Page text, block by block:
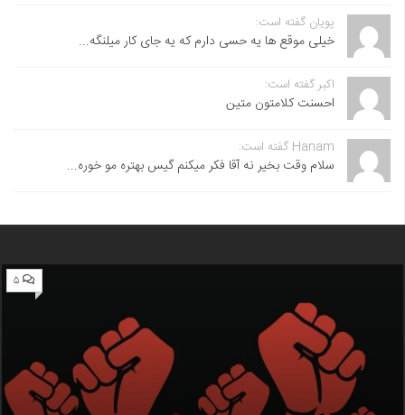
پویان گفته است:
خیلی موقع ها یه حسی دارم که یه جای کار میلنگه...
اکبر گفته است:
احسنت ‌کلامتون متین
Hanam گفته است:
سلام وقت بخیر نه آقا فکر میکنم گیس بهتره مو خوره...
۵